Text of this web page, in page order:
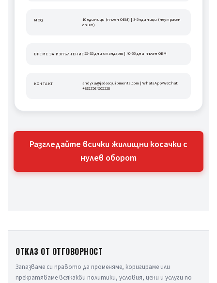
MOQ
10 единици (пълен OEM) | 3-5 единици (неутрален
опит)
ВРЕМЕ ЗА ИЗПЪЛНЕНИЕ25-35 дни стандарт | 40-55 дни пълен OEM
КОНТАКТ
andyxu@jadeequipments.com | WhatsApp/WeChat:
+8617564505228
Разгледайте всички жилищни косачки с
нулев оборот
ОТКАЗ ОТ ОТГОВОРНОСТ
Запазваме си правото да променяме, коригираме или
прекратяваме всякакви политики, условия, цени и услуги по